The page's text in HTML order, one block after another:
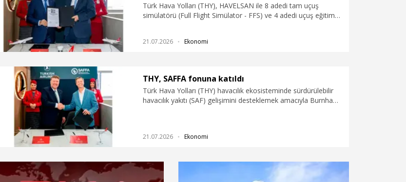
Türk Hava Yolları (THY), HAVELSAN ile 8 adedi tam uçuş
simülatörü (Full Flight Simülator - FFS) ve 4 adedi uçuş eğitim
21.07.2026 Ekonomi
THY, SAFFA fonuna katıldı
Türk Hava Yolları (THY) havacılık ekosisteminde sürdürülebilir
havacılık yakıtı (SAF) gelişimini desteklemek amacıyla Burnham
21.07.2026 Ekonomi